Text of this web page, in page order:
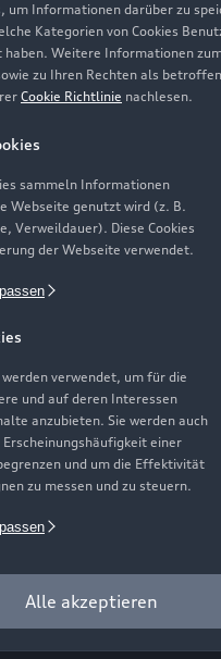
um Informationen darüber zu
Kategorien von Cookies
Weitere Informationen
zu Ihren Rechten als
Cookie Richtlinie nachlesen.
sammeln Informationen
Webseite genutzt wird (z. B.
Verweildauer). Diese Cookies
der Webseite verwendet.
verwendet, um für die
und auf deren Interessen
anzubieten. Sie werden auch
einer
und um die Effektivität
zu messen und zu steuern.
Alle akzeptieren
Alle Rechte vorbehalten
EU Data Act
CarCheck wird
(bzgl. Motoröl und